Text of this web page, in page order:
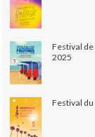
Festival
2025
Festival